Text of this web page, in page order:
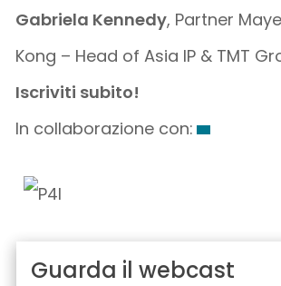
Gabriela Kennedy, Partner
Kong – Head of Asia IP & TMT
Iscriviti subito!
In collaborazione con:
Guarda il webcast